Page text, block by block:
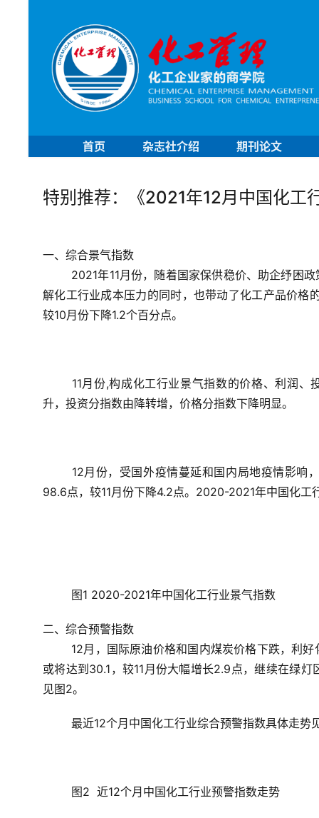
首页 杂志社介绍 期刊论文
特别推荐：《2021年12月中国化工
一、综合景气指数
2021年11月份，随着国家保供稳价、助企纾困
解化工行业成本压力的同时，也带动了化工产品价格
较10月份下降1.2个百分点。
11月份,构成化工行业景气指数的价格、利润
升，投资分指数由降转增，价格分指数下降明显。
12月份，受国外疫情蔓延和国内局地疫情影响
98.6点，较11月份下降4.2点。2020-2021年中国化工
图1 2020-2021年中国化工行业景气指数
二、综合预警指数
12月，国际原油价格和国内煤炭价格下跌，利
或将达到30.1，较11月份大幅增长2.9点，继续在绿
见图2。
最近12个月中国化工行业综合预警指数具体走势
图2  近12个月中国化工行业预警指数走势